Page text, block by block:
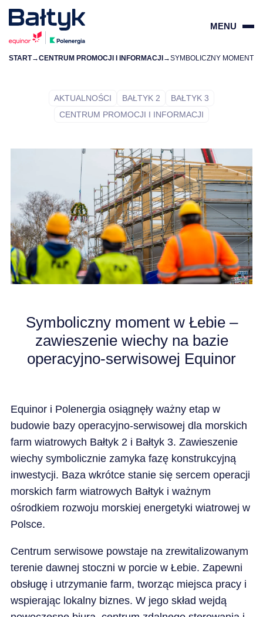
MENU
DLA DOSTAWCÓW
DLA SPOŁECZNOŚCI
ŚRODOWISKO
O NAS
AKTUALNOŚCI
START→CENTRUM PROMOCJI I INFORMACJI→
AKTUALNOŚCI BAŁTYK 2
BAŁTYK 3
CENTRUM PROMOCJI I INFORMACJI
Symboliczny moment w Łebie –
zawieszenie wiechy na bazie
operacyjno-serwisowej Equinor
Equinor i Polenergia osiągnęły ważny etap w
budowie bazy operacyjno-serwisowej dla morskich
farm wiatrowych Bałtyk 2 i Bałtyk 3. Zawieszenie
wiechy symbolicznie zamyka fazę konstrukcyjną
inwestycji. Baza wkrótce stanie się sercem operacji
morskich farm wiatrowych Bałtyk i ważnym
ośrodkiem rozwoju morskiej energetyki wiatrowej w
Polsce.
Centrum serwisowe powstaje na zrewitalizowanym
terenie dawnej stoczni w porcie w Łebie. Zapewni
obsługę i utrzymanie farm, tworząc miejsca pracy i
wspierając lokalny biznes. W jego skład wejdą